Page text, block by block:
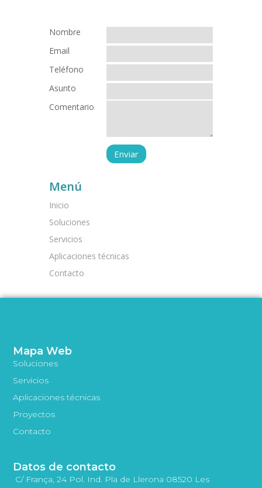
Nombre
Email
Teléfono
Asunto
Comentario
Menú
Inicio
Soluciones
Servicios
Aplicaciones técnicas
Contacto
Mapa Web
Soluciones
Servicios
Aplicaciones técnicas
Proyectos
Contacto
Datos de contacto
C/ França, 24 Pol. Ind. Pla de Llerona 08520 Les